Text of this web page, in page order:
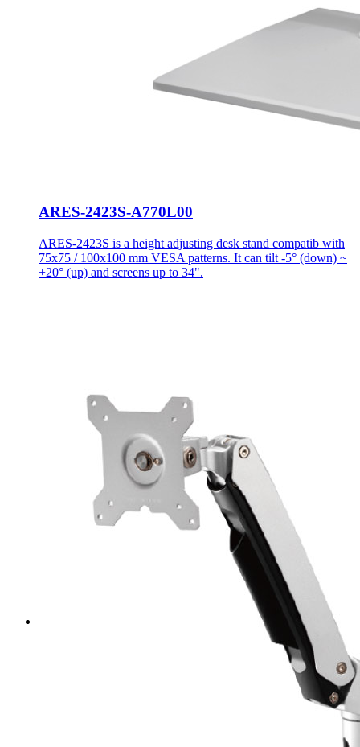
ARES-2423S-A770L00
ARES-2423S is a height adjusting desk stand compatib with
75x75 / 100x100 mm VESA patterns. It can tilt -5° (down) ~
+20° (up) and screens up to 34".